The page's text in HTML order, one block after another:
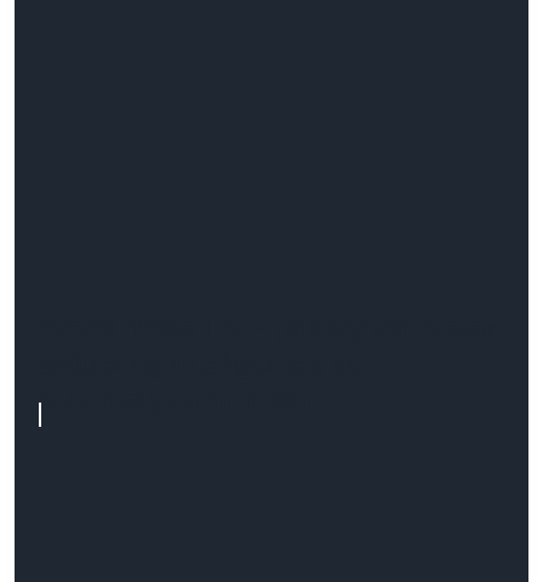
automatyzacji treści